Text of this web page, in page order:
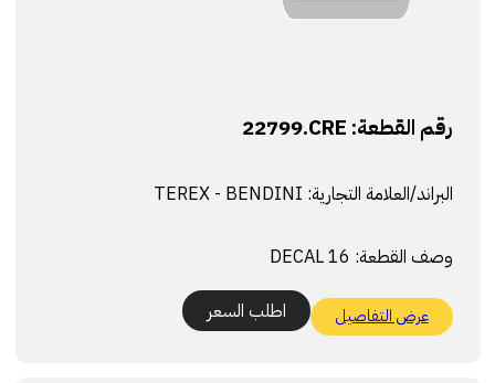
رقم القطعة: 22799.CRE
البراند/العلامة التجارية:
وصف القطعة:
عرض التفاصيل اطلب السعر